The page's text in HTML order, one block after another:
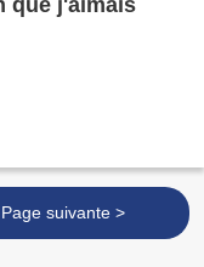
Page suivante >